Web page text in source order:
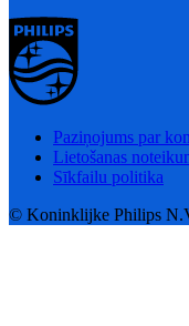
Paziņojums par
Lietošanas
Sīkfailu politika
© Koninklijke Philips